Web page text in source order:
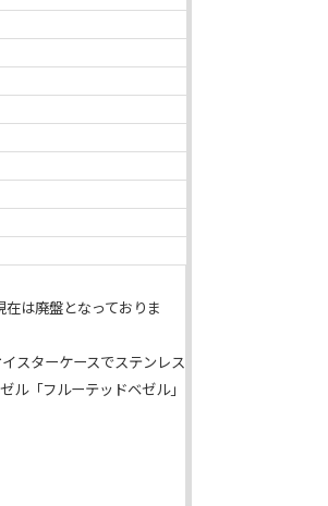
は廃盤となっておりま
スターケースでステンレス
ル「フルーテッドベゼル」